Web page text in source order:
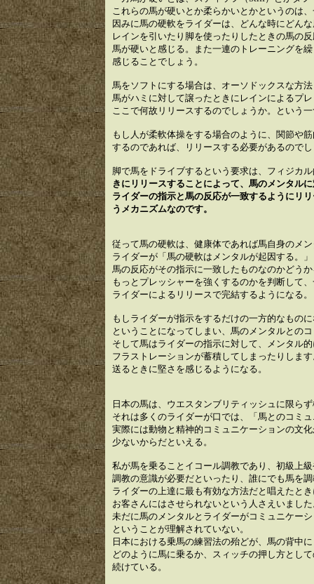
これらの馬が硬いとか柔らかいとかというのは
因みに馬の硬軟をライダーは、どんな時にどん
レインを引いたり脚を使ったりしたときの馬の
馬が硬いと感じる。また一連のトレーニングを
感じることでしょう。
馬をソフトにする場合は、オーソドックスな方
馬がハミに対して譲ったときにレインによるプ
ここで何故リリースするのでしょうか。という
もし人が柔軟体操をする場合のように、関節や
するのであれば、リリースする必要があるので
脚で馬をドライブするという要求は、フィジカ
きにリリースすることによって、馬のメンタル
ライダーの指示と馬の反応が一致するようにリ
うメカニズムなのです。
従って馬の硬軟は、健康体であれば馬自身のメ
ライダーが「馬の硬軟はメンタルが起因する。
馬の反応がその指示に一致したものなのかどう
もっとプレッシャーを強くするのかを判断して
ライダーによるリリースで完結するようになる。
もしライダーが指示をするだけの一方的なもの
ということになってしまい、馬のメンタルとの
そして馬はライダーの指示に対して、メンタル
フラストレーションが蓄積してしまったりしま
送るときに堅さを感じるようになる。
日本の馬は、ウエスタンブリティッシュに限ら
それは多くのライダーが口では、「馬とのコミ
実際には動物と精神的コミュニケーションの文
少ないからだといえる。
私が馬を乗ることイコール調教であり、初級上
調教の意識が必要だといったり、誰にでも馬を
ライダーの上達に最も有効な方法だと唱えたと
お客さんにはさせられないという人さえいまし
未だに馬のメンタルとライダーがコミュニケー
ということが理解されていない。
日本における乗馬の練習法の殆どが、馬の背中
どのように馬に乗るか、スィッチの押し方とし
続けている。